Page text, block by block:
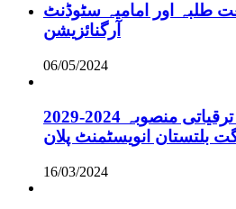
طلبہ اور امامیہ سٹوڈنٹ
آرگنائزیشن
06/05/2024
گلگت بلتستان ترقیاتی منصوبہ 2024-2029
بلتستان انویسٹمنٹ پلان
16/03/2024